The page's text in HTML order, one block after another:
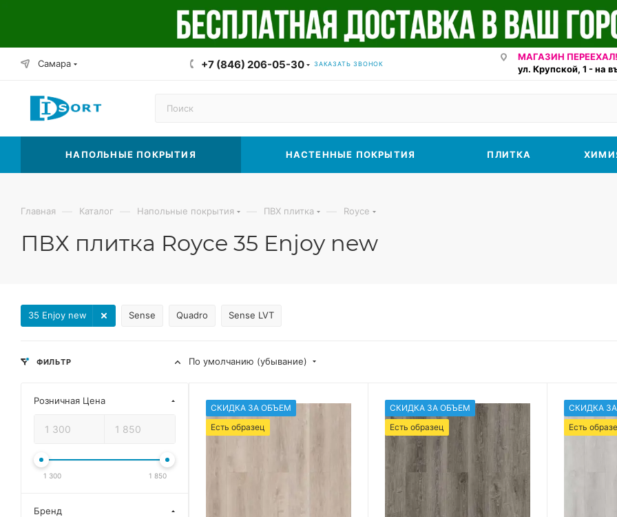
Самара +7 (846) 206-05-30 ЗАКАЗАТЬ ЗВОНОК
МАГАЗИН
ул. Крупской, 1 - на
НАПОЛЬНЫЕ ПОКРЫТИЯ НАСТЕННЫЕ ПОКРЫТИЯ ПЛИТКА
Главная — Каталог — Напольные покрытия — ПВХ плитка — Royce
ПВХ плитка Royce 35 Enjoy new
35 Enjoy new Sense Quadro Sense LVT
По умолчанию (убывание)
СКИДКА ЗА ОБЪЕМ
Есть образец
СКИДКА ЗА ОБЪЕМ
Есть образец
СКИДКА
Есть
ФИЛЬТР
Розничная Цена
1 300 1 850
Бренд